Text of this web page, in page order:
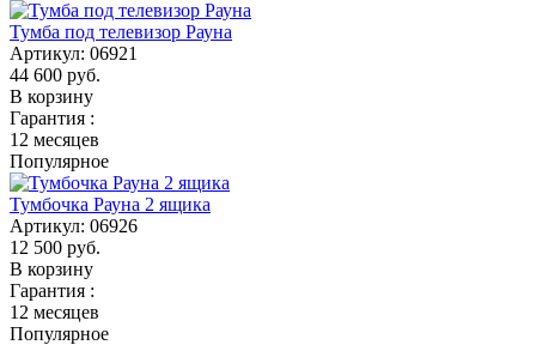
Тумба под телевизор Рауна
Артикул: 06921
44 600 руб.
В корзину
Гарантия :
12 месяцев
Популярное
Тумбочка Рауна 2 ящика
Артикул: 06926
12 500 руб.
В корзину
Гарантия :
12 месяцев
Популярное